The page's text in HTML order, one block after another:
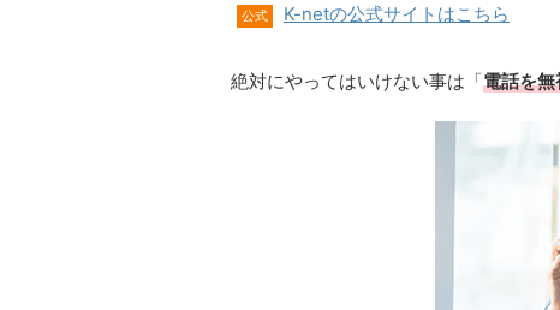
公式 K-netの公式サイトはこちら
絶対にやってはいけない事は「電話を